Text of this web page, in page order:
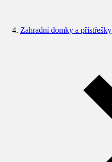
Zahradní domky a přístřešky